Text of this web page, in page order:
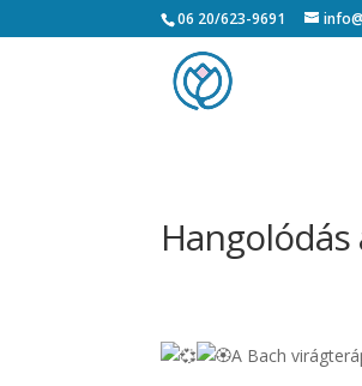
06 20/623-9691
A Bach